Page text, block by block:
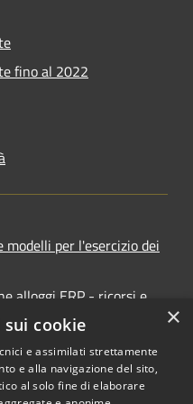
fino al 2022
per l'esercizio dei
alloggi ERP - ricorsi e
×
cookie
e assimilati strettamente
e alla navigazione del sito,
al solo fine di elaborare